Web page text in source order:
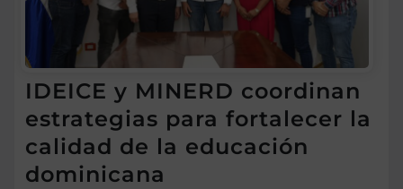
IDEICE y MINERD coordinan
estrategias para fortalecer la
calidad de la educación
dominicana